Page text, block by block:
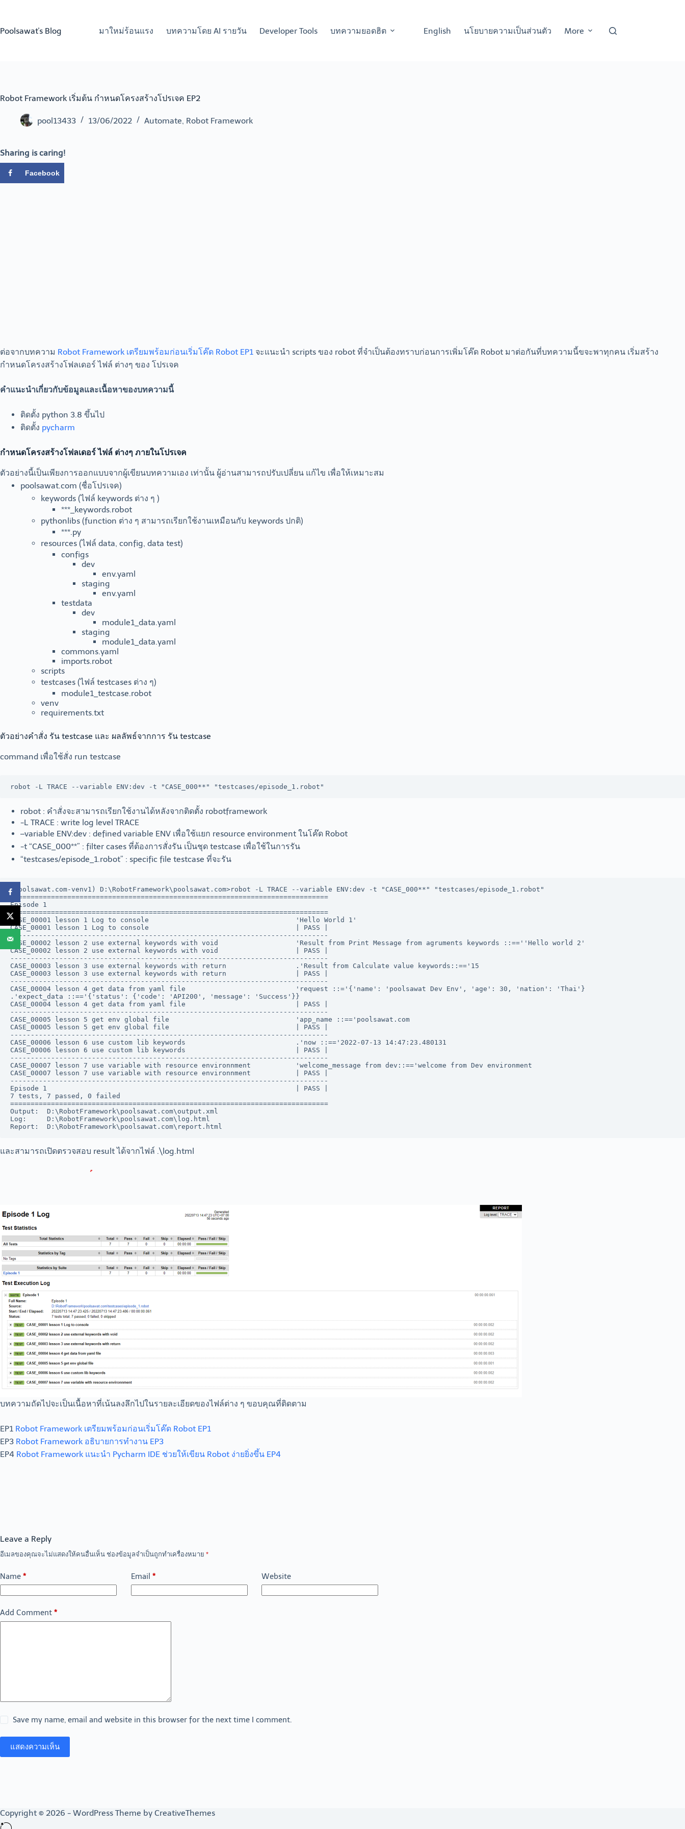
Poolsawat's Blog มาใหม่ร้อนแรง บทความโดย AI รายวัน Developer Tools บทความยอดฮิต English นโยบายความเป็นส่วนตัว More
Robot Framework เริ่มต้น กำหนดโครงสร้างโปรเจค EP2
pool13433 13/06/2022 Automate, Robot Framework
Sharing is caring!
Facebook
ต่อจากบทความ Robot Framework เตรียมพร้อมก่อนเริ่มโค๊ด Robot EP1 จะแนะนำ scripts ของ robot ที่จำเป็นต้องทราบก่อนการเพิ่มโค๊ด Robot มาต่อกันที่บทความนี้ขจะพาทุกคน เริ่มสร้าง
กำหนดโครงสร้างโฟลเดอร์ ไฟล์ ต่างๆ ของ โปรเจค
คำแนะนำเกี่ยวกับข้อมูลและเนื้อหาของบทความนี้
ติดตั้ง python 3.8 ขึ้นไป
ติดตั้ง pycharm
กำหนดโครงสร้างโฟลเดอร์ ไฟล์ ต่างๆ ภายในโปรเจค
ตัวอย่างนี้เป็นเพียงการออกแบบจากผู้เขียนบทความเอง เท่านั้น ผู้อ่านสามารถปรับเปลี่ยน แก้ไข เพื่อให้เหมาะสม
poolsawat.com (ชื่อโปรเจค)
keywords (ไฟล์ keywords ต่าง ๆ )
***_keywords.robot
pythonlibs (function ต่าง ๆ สามารถเรียกใช้งานเหมือนกับ keywords ปกติ)
***.py
resources (ไฟล์ data, config, data test)
configs
dev
env.yaml
staging
env.yaml
testdata
dev
module1_data.yaml
staging
module1_data.yaml
commons.yaml
imports.robot
scripts
testcases (ไฟล์ testcases ต่าง ๆ)
module1_testcase.robot
venv
requirements.txt
ตัวอย่างคำสั่ง รัน testcase และ ผลลัพธ์จากการ รัน testcase
command เพื่อใช้สั่ง run testcase
robot -L TRACE --variable ENV:dev -t "CASE_000**" "testcases/episode_1.robot"
robot : คำสั่งจะสามารถเรียกใช้งานได้หลังจากติดตั้ง robotframework
-L TRACE : write log level TRACE
–variable ENV:dev : defined variable ENV เพื่อใช้แยก resource environment ในโค๊ด Robot
-t “CASE_000**” : filter cases ที่ต้องการสั่งรัน เป็นชุด testcase เพื่อใช้ในการรัน
“testcases/episode_1.robot” : specific file testcase ที่จะรัน
(poolsawat.com-venv1) D:\RobotFramework\poolsawat.com>robot -L TRACE --variable ENV:dev -t "CASE_000**" "testcases/episode_1.robot"
==============================================================================
Episode 1
==============================================================================
CASE_00001 lesson 1 Log to console                                    'Hello World 1'
CASE_00001 lesson 1 Log to console                                    | PASS |
------------------------------------------------------------------------------
CASE_00002 lesson 2 use external keywords with void                   'Result from Print Message from agruments keywords ::==''Hello world 2'
CASE_00002 lesson 2 use external keywords with void                   | PASS |
------------------------------------------------------------------------------
CASE_00003 lesson 3 use external keywords with return                 .'Result from Calculate value keywords::=='15
CASE_00003 lesson 3 use external keywords with return                 | PASS |
------------------------------------------------------------------------------
CASE_00004 lesson 4 get data from yaml file                           'request ::='{'name': 'poolsawat Dev Env', 'age': 30, 'nation': 'Thai'}
.'expect_data ::=='{'status': {'code': 'API200', 'message': 'Success'}}
CASE_00004 lesson 4 get data from yaml file                           | PASS |
------------------------------------------------------------------------------
CASE_00005 lesson 5 get env global file                               'app_name ::=='poolsawat.com
CASE_00005 lesson 5 get env global file                               | PASS |
------------------------------------------------------------------------------
CASE_00006 lesson 6 use custom lib keywords                           .'now ::=='2022-07-13 14:47:23.480131
CASE_00006 lesson 6 use custom lib keywords                           | PASS |
------------------------------------------------------------------------------
CASE_00007 lesson 7 use variable with resource environnment           'welcome_message from dev::=='welcome from Dev environment
CASE_00007 lesson 7 use variable with resource environnment           | PASS |
------------------------------------------------------------------------------
Episode 1                                                             | PASS |
7 tests, 7 passed, 0 failed
==============================================================================
Output:  D:\RobotFramework\poolsawat.com\output.xml
Log:     D:\RobotFramework\poolsawat.com\log.html
และสามารถเปิดตรวจสอบ result ได้จากไฟล์ .\log.html
บทความถัดไปจะเป็นเนื้อหาที่เน้นลงลึกไปในรายละเอียดของไฟล์ต่าง ๆ ขอบคุณที่ติดตาม
EP1 Robot Framework เตรียมพร้อมก่อนเริ่มโค๊ด Robot EP1
EP3 Robot Framework อธิบายการทำงาน EP3
EP4 Robot Framework แนะนำ Pycharm IDE ช่วยให้เขียน Robot ง่ายยิ่งขึ้น EP4
Leave a Reply
อีเมลของคุณจะไม่แสดงให้คนอื่นเห็น ช่องข้อมูลจำเป็นถูกทำเครื่องหมาย *
Name * Email * Website
Add Comment *
Save my name, email and website in this browser for the next time I comment.
แสดงความเห็น
Copyright © 2026 - WordPress Theme by CreativeThemes